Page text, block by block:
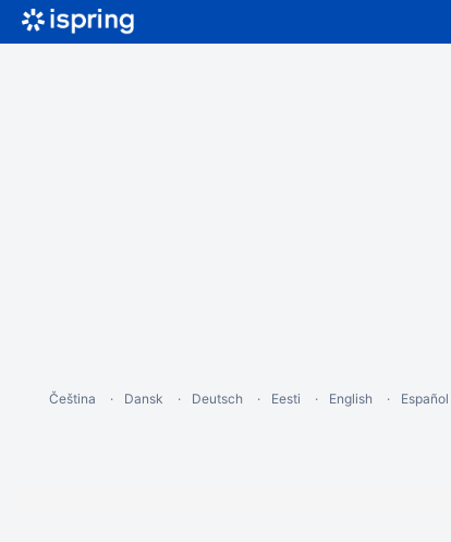
Čeština Dansk Deutsch Eesti English Español